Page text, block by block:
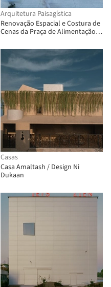
Arquitetura Paisagística
Renovação Espacial e Costura de
Cenas da Praça de Alimentação
Casas
Casa Amaltash / Design Ni
Dukaan